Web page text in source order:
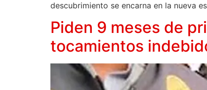
descubrimiento se encarna en la nueva
Piden 9 meses de
tocamientos